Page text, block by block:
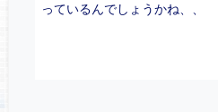
っているんでしょうかね、、